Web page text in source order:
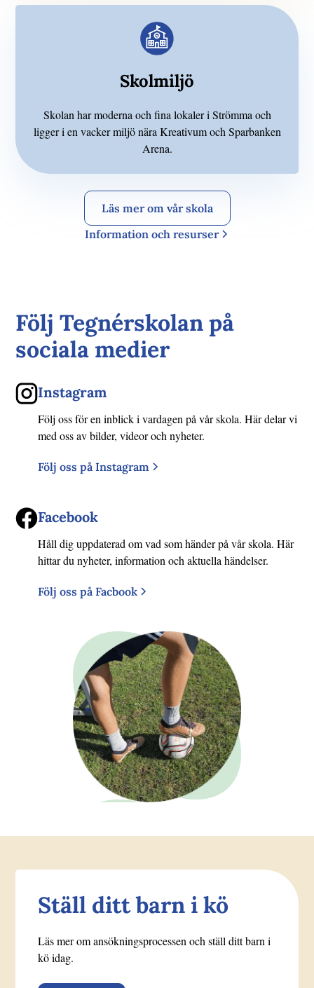
Skolmiljö
Skolan har moderna och fina lokaler i Strömma och
ligger i en vacker miljö nära Kreativum och Sparbanken
Arena.
Läs mer om vår skola
Information och resurser
Följ Tegnérskolan på
sociala medier
Instagram
Följ oss för en inblick i vardagen på vår skola. Här delar vi
med oss av bilder, videor och nyheter.
Följ oss på Instagram
Facebook
Håll dig uppdaterad om vad som händer på vår skola. Här
hittar du nyheter, information och aktuella händelser.
Följ oss på Facbook
Ställ ditt barn i kö
Läs mer om ansökningsprocessen och ställ ditt barn i
kö idag.